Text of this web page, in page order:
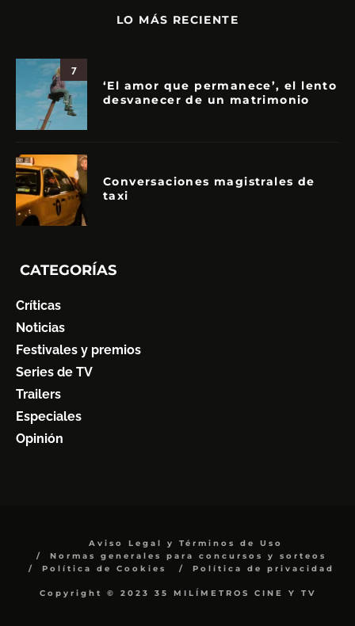
LO MÁS RECIENTE
7
‘El amor que permanece’, el lento
desvanecer de un matrimonio
Conversaciones magistrales de
taxi
CATEGORÍAS
Críticas
Noticias
Festivales y premios
Series de TV
Trailers
Especiales
Opinión
Aviso Legal y Términos de Uso
Normas generales para concursos y sorteos
Política de Cookies
Política de privacidad
Copyright © 2023 35 MILÍMETROS CINE Y TV